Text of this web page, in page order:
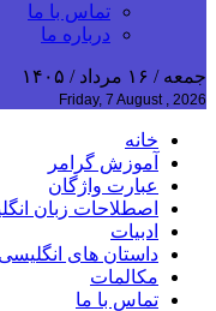
تماس با ما
درباره ما
جمعه / ۱۶ مرداد / ۱۴۰۵
Friday, 7 August , 2026
خانه
آموزش گرامر
عبارت واژگان
اصطلاحات زبان
ادبیات
داستان های انگلیسی
مکالمات
تماس با ما